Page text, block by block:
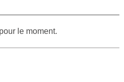
le moment.